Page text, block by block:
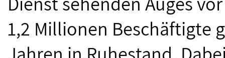
1,2 Millionen Beschäftigte